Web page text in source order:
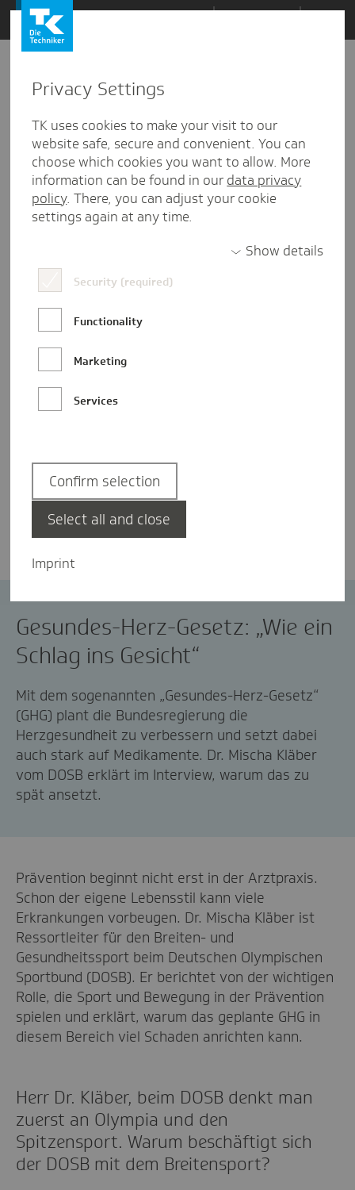
Zum
Inhalt
springen
den
Kommentaren
Jannik Maczey
Gesundes-Herz-Gesetz: „Wie ein
Schlag ins Gesicht“
Mit dem sogenannten „Gesundes-Herz-Gesetz“
(GHG) plant die Bundesregierung die
Herzgesundheit zu verbessern und setzt dabei
auch stark auf Medikamente. Dr. Mischa Kläber
vom DOSB erklärt im Interview, warum das zu
spät ansetzt.
Prävention beginnt nicht erst in der Arztpraxis.
Schon der eigene Lebensstil kann viele
Erkrankungen vorbeugen. Dr. Mischa Kläber ist
Ressortleiter für den Breiten- und
Gesundheitssport beim Deutschen Olympischen
Sportbund (DOSB). Er berichtet von der wichtigen
Rolle, die Sport und Bewegung in der Prävention
spielen und erklärt, warum das geplante GHG in
diesem Bereich viel Schaden anrichten kann.
Herr Dr. Kläber, beim DOSB denkt man
zuerst an Olympia und den
Spitzensport. Warum beschäftigt sich
der DOSB mit dem Breitensport?
Privacy Settings
TK uses cookies to make your visit to our
website safe, secure and convenient. You can
choose which cookies you want to allow. More
information can be found in our data privacy
policy. There, you can adjust your cookie
settings again at any time.
Show details
Security (required)
Functionality
Marketing
Services
Imprint
Confirm selection
Select all and close